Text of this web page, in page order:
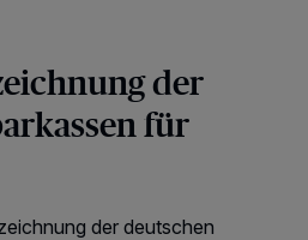
der
für
der deutschen
und greifen auf
Browserdaten oder eindeutige
Durch Auswahl von OK aktivieren Sie
sind, sind manche Inhalte und